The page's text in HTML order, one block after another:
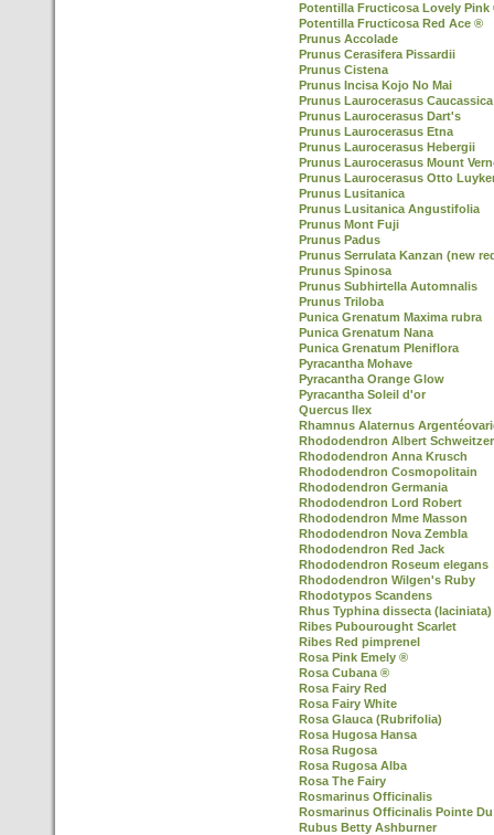
Potentilla Fructicosa Lovely Pink
Potentilla Fructicosa Red Ace ®
Prunus Accolade
Prunus Cerasifera Pissardii
Prunus Cistena
Prunus Incisa Kojo No Mai
Prunus Laurocerasus Caucassica
Prunus Laurocerasus Dart's
Prunus Laurocerasus Etna
Prunus Laurocerasus Hebergii
Prunus Laurocerasus Mount
Prunus Laurocerasus Otto
Prunus Lusitanica
Prunus Lusitanica Angustifolia
Prunus Mont Fuji
Prunus Padus
Prunus Serrulata Kanzan (new
Prunus Spinosa
Prunus Subhirtella Automnalis
Prunus Triloba
Punica Grenatum Maxima rubra
Punica Grenatum Nana
Punica Grenatum Pleniflora
Pyracantha Mohave
Pyracantha Orange Glow
Pyracantha Soleil d'or
Quercus Ilex
Rhamnus Alaternus
Rhododendron Albert Schweitzer
Rhododendron Anna Krusch
Rhododendron Cosmopolitain
Rhododendron Germania
Rhododendron Lord Robert
Rhododendron Mme Masson
Rhododendron Nova Zembla
Rhododendron Red Jack
Rhododendron Roseum elegans
Rhododendron Wilgen's Ruby
Rhodotypos Scandens
Rhus Typhina dissecta (laciniata)
Ribes Pubourought Scarlet
Ribes Red pimprenel
Rosa Pink Emely ®
Rosa Cubana ®
Rosa Fairy Red
Rosa Fairy White
Rosa Glauca (Rubrifolia)
Rosa Hugosa Hansa
Rosa Rugosa
Rosa Rugosa Alba
Rosa The Fairy
Rosmarinus Officinalis
Rosmarinus Officinalis Pointe Du
Rubus Betty Ashburner